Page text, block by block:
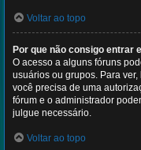
Voltar ao topo
Por que não consigo entrar
O acesso a alguns fóruns
usuários ou grupos. Para
você precisa de uma
fórum e o administrador
julgue necessário.
Voltar ao topo